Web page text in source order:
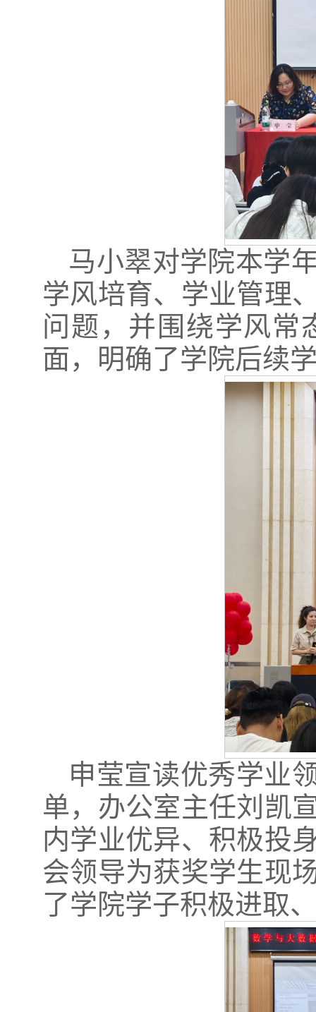
马小翠对学院本学
学风培育、学业管理
问题，并围绕学风常
面，明确了学院后续
申莹宣读优秀学业
单，办公室主任刘凯
内学业优异、积极投
会领导为获奖学生现
了学院学子积极进取